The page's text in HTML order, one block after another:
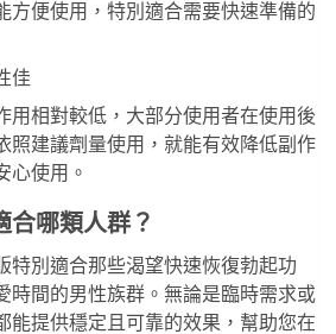
方便使用，特別適合需要快速準備的
佳
用相對較低，大部分使用者在使用後
照建議劑量使用，就能有效降低副作
心使用。
合哪類人群？
特別適合那些渴望快速恢復勃起功
時間的男性族群。無論是臨時需求或
能提供穩定且可靠的效果，幫助您在